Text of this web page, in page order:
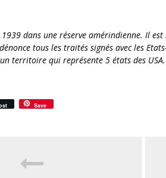
dans une réserve amérindienne. Il
tous les traités signés avec les
territoire qui représente 5 états des
Save